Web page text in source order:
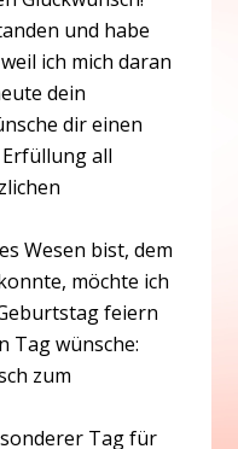
und habe
ich mich daran
dein
dir einen
all
Wesen bist, dem
möchte ich
feiern
Tag wünsche:
zum
Tag für